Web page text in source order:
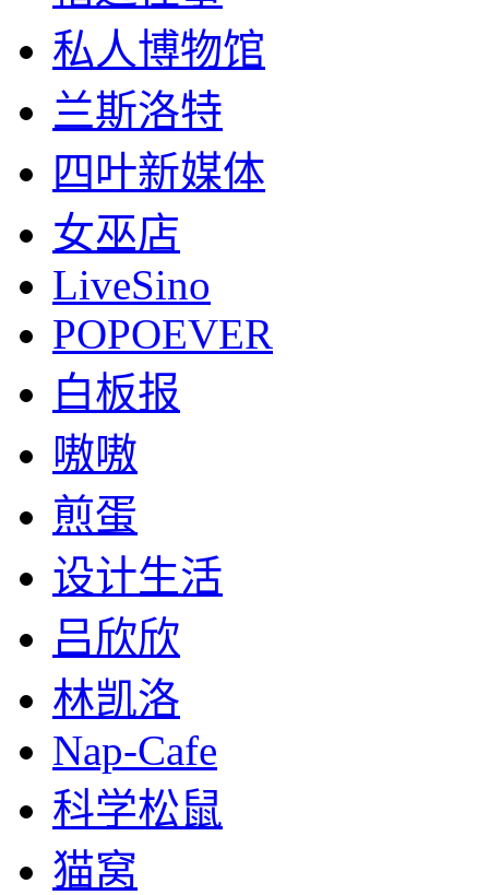
私人博物馆
兰斯洛特
四叶新媒体
女巫店
LiveSino
POPOEVER
白板报
嗷嗷
煎蛋
设计生活
吕欣欣
林凯洛
Nap-Cafe
科学松鼠
猫窝